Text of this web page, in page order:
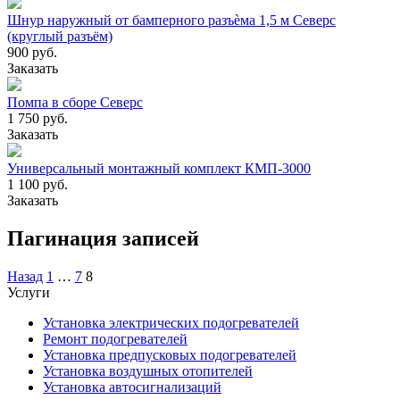
Шнур наружный от бамперного разъѐма 1,5 м Северс
(круглый разъём)
900 руб.
Заказать
Помпа в сборе Северс
1 750 руб.
Заказать
Универсальный монтажный комплект КМП-3000
1 100 руб.
Заказать
Пагинация записей
Назад 1 … 7 8
Услуги
Установка электрических подогревателей
Ремонт подогревателей
Установка предпусковых подогревателей
Установка воздушных отопителей
Установка автосигнализаций